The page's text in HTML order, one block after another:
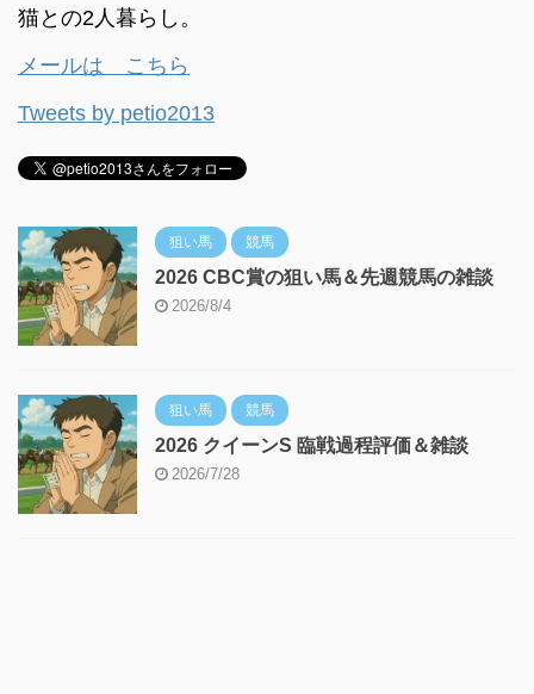
猫との2人暮らし。
メールは こちら
Tweets by petio2013
狙い馬 競馬
2026 CBC賞の狙い馬＆先週競馬の雑談
2026/8/4
狙い馬 競馬
2026 クイーンS 臨戦過程評価＆雑談
2026/7/28